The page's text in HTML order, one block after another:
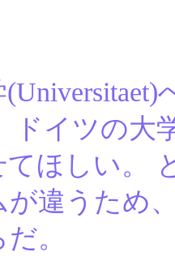
ドイツの大
てほしい。
が違うため
。